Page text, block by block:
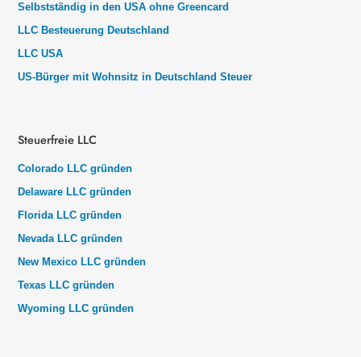
Selbstständig in den USA ohne Greencard
LLC Besteuerung Deutschland
LLC USA
US-Bürger mit Wohnsitz in Deutschland Steuer
Steuerfreie LLC
Colorado LLC gründen
Delaware LLC gründen
Florida LLC gründen
Nevada LLC gründen
New Mexico LLC gründen
Texas LLC gründen
Wyoming LLC gründen